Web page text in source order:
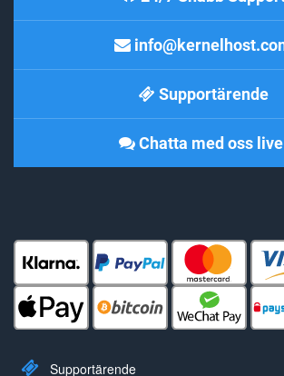
Supportärende
Chatta med oss
Supportärende